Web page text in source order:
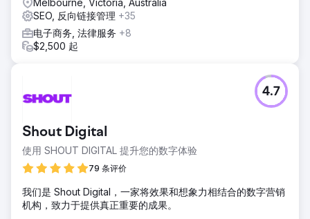
SEO, 反向链接管理 +35
电子商务, 法律服务 +8
$2,500 起
Shout Digital
使用 SHOUT DIGITAL 提升您的数字体验
79 条评价
4.7
我们是 Shout Digital，一家将效果和想象力相结合的数字营销
机构，致力于提供真正重要的成果。